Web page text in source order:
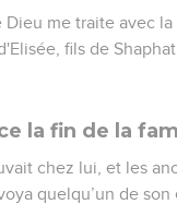
Dieu me traite avec
fils de
la fin de la
chez lui, et les
quelqu’un de son